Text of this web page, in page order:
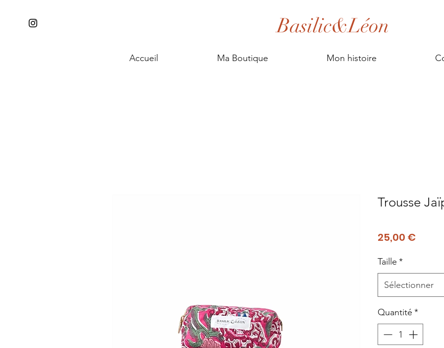
Basilic&Léon
Accueil Ma Boutique Mon histoire
Trousse
25,00 €
Taille *
Sélectionner
Quantité *